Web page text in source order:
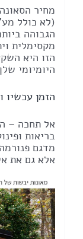
(לא כולל
הגבוהה
מקסימלית
הזו היא
היומיומי
הזמן עכשיו
אל תחכה –
בריאות
מדגם
אלא גם את